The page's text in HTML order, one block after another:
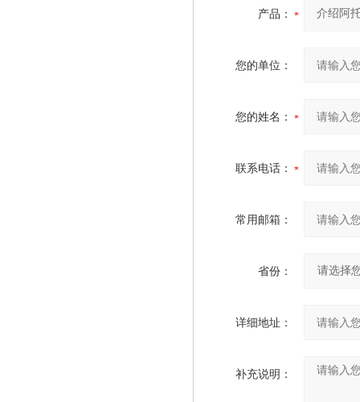
产品：
您的单位：
您的姓名：
联系电话：
常用邮箱：
省份：
详细地址：
补充说明：